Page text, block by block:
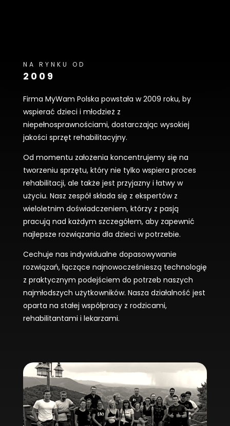
NA RYNKU OD
2009
Firma MyWam Polska powstała w 2009 roku, by
wspierać dzieci i młodzież z
niepełnosprawnościami, dostarczając wysokiej
jakości sprzęt rehabilitacyjny.
Od momentu założenia koncentrujemy się na
tworzeniu sprzętu, który nie tylko wspiera proces
rehabilitacji, ale także jest przyjazny i łatwy w
użyciu. Nasz zespół składa się z ekspertów z
wieloletnim doświadczeniem, którzy z pasją
pracują nad każdym szczegółem, aby zapewnić
najlepsze rozwiązania dla dzieci w potrzebie.
Cechuje nas indywidualne dopasowywanie
rozwiązań, łączące najnowocześnieszą technologię
z praktycznym podejściem do potrzeb naszych
najmłodszych użytkowników. Nasza działalność jest
oparta na stałej współpracy z rodzicami,
rehabilitantami i lekarzami.